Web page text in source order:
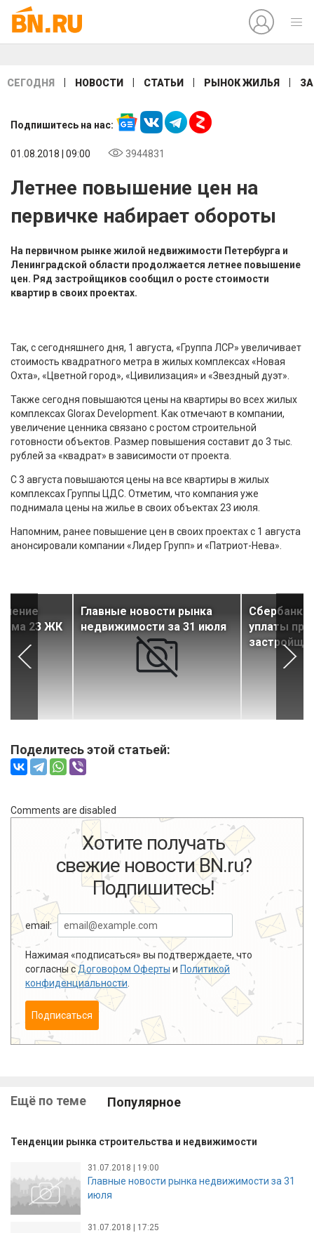
СЕГОДНЯ НОВОСТИ СТАТЬИ РЫНОК ЖИЛЬЯ
Подпишитесь на нас:
01.08.2018 | 09:00 3944831
Летнее повышение цен на
первичке набирает обороты
На первичном рынке жилой недвижимости Петербурга и
Ленинградской области продолжается летнее повышение
цен. Ряд застройщиков сообщил о росте стоимости
квартир в своих проектах.
Так, с сегодняшнего дня, 1 августа, «Группа ЛСР» увеличивает
стоимость квадратного метра в жилых комплексах «Новая
Охта», «Цветной город», «Цивилизация» и «Звездный дуэт».
Также сегодня повышаются цены на квартиры во всех жилых
комплексах Glorax Development. Как отмечают в компании,
увеличение ценника связано с ростом строительной
готовности объектов. Размер повышения составит до 3 тыс.
рублей за «квадрат» в зависимости от проекта.
С 3 августа повышаются цены на все квартиры в жилых
комплексах Группы ЦДС. Отметим, что компания уже
поднимала цены на жилье в своих объектах 23 июля.
Напомним, ранее повышение цен в своих проектах с 1 августа
анонсировали компании «Лидер Групп» и «Патриот-Нева».
23 ЖК
Главные новости рынка
недвижимости за 31 июля
Сбербанк
уплаты
Поделитесь этой статьей:
Comments are disabled
Хотите получать
свежие новости BN.ru?
Подпишитесь!
email:
Нажимая «подписаться» вы подтверждаете, что
согласны сДоговором Оферты и Политикой
конфиденциальности
Подписаться
Ещё по теме Популярное
Тенденции рынка строительства и недвижимости
31.07.2018 | 19:00
Главные новости рынка недвижимости за 31
июля
31.07.2018 | 17:25